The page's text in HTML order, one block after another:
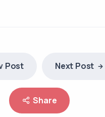
Post Next Post
Share